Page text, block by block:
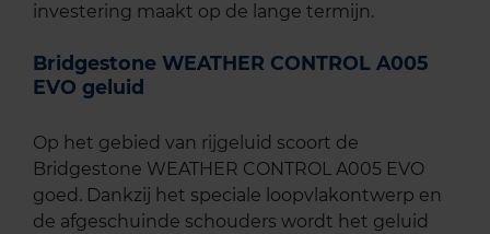
investering maakt op de lange termijn.
Bridgestone WEATHER CONTROL A005
EVO geluid
Op het gebied van rijgeluid scoort de
Bridgestone WEATHER CONTROL A005 EVO
goed. Dankzij het speciale loopvlakontwerp en
de afgeschuinde schouders wordt het geluid